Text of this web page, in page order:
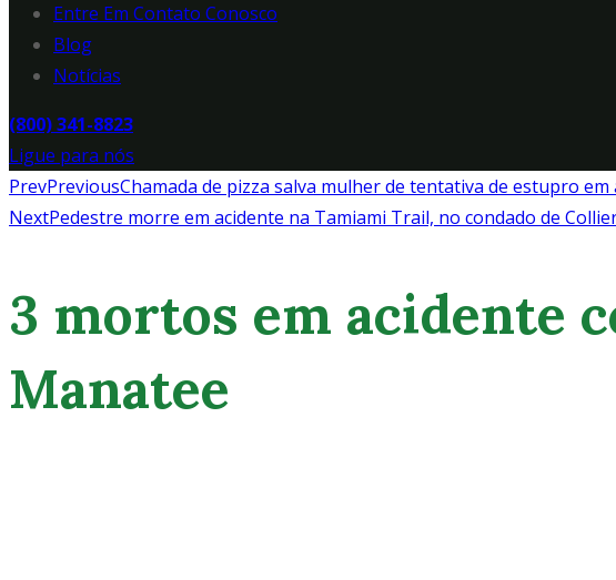
Entre Em Contato Conosco
Blog
Notícias
(800) 341-8823
Ligue para nós
PrevPreviousChamada de pizza salva mulher de tentativa de estupro
NextPedestre morre em acidente na Tamiami Trail, no condado de
3 mortos em acidente
Manatee